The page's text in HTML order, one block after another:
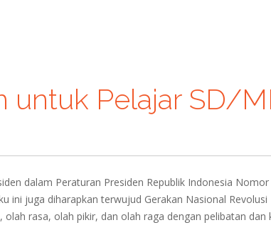
untuk Pelajar SD/MI
dalam Peraturan Presiden Republik Indonesia
ini juga diharapkan terwujud Gerakan Nasional Revolusi
rasa, olah pikir, dan olah raga dengan pelibatan dan